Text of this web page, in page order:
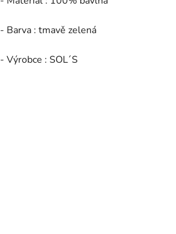
- Barva : tmavě zelená
- Výrobce : SOL´S